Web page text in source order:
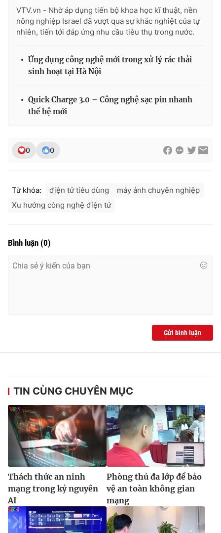
Chuyên mục khác
Emagazine Podcast
Photo Infographic
VTV Money
VTV Sức khoẻ
Vươn mình bằng AI
Theo dõi báo trên
Cơ quan chủ quản:
Đài Truyền hình Việt Nam
Cơ quan báo chí: Thời báo VTV
Giấy phép hoạt động báo in và báo điện tử số 483/GP-BTTTT
cấp ngày 29/12/2023
Tổng Biên tập:Vũ Thanh Thủy
Phó Tổng Biên tập:Nguyễn Thị Mỹ Hạnh, Phạm Quốc Thắng,
Nguyễn Trọng Ninh
Tổng đài VTV:
024.38 355 931 - 024.38 355 932
Ðiện thoại Thời báo VTV:024.66 897 897
Email:
Liên hệ quảng cáo:024-7300.7108
VTV.vn - Nhờ áp dụng tiến bộ khoa học kĩ thuật, nền
nông nghiệp Israel đã vượt qua sự khắc nghiệt của tự
nhiên, tiến tới đáp ứng nhu cầu tiêu thụ trong nước.
Ứng dụng công nghệ mới trong xử lý rác thải
sinh hoạt tại Hà Nội
Quick Charge 3.0 – Công nghệ sạc pin nhanh
thế hệ mới
0 0
Từ khóa: điện tử tiêu dùng
máy ảnh chuyên nghiệp
Xu hướng công nghệ điện tử
Bình luận (0)
Gửi bình luận
TIN CÙNG CHUYÊN MỤC
Thách thức an ninh
mạng trong kỷ nguyên
AI
Phòng thủ đa lớp để bảo
vệ an toàn không gian
mạng